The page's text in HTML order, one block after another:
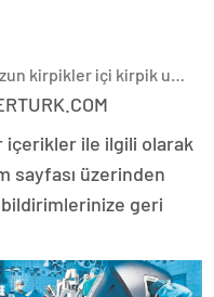
kirpikler içi kirpik u…
içerikler ile ilgili olarak
sayfası üzerinden
geri